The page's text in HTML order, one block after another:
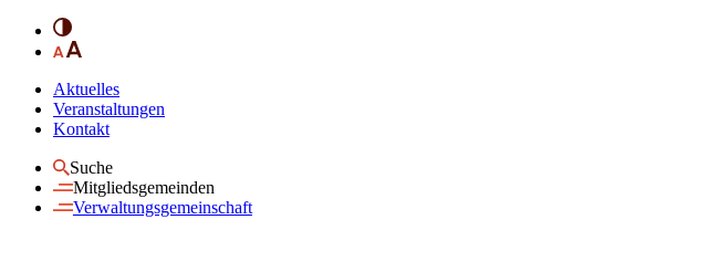
Aktuelles
Veranstaltungen
Kontakt
Suche
Mitgliedsgemeinden
Verwaltungsgemeinschaft